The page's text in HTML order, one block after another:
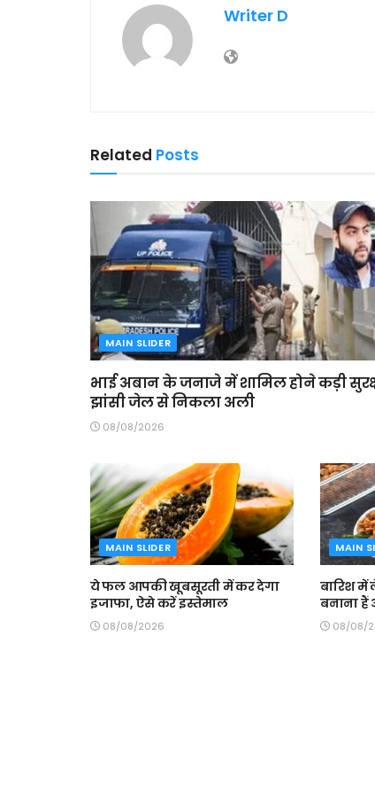
Writer D
Related Posts
MAIN SLIDER
भाई अबान के जनाजे में शामिल होने कड़ी
झांसी जेल से निकला अली
08/08/2026
MAIN SLIDER
ये फल आपकी खूबसूरती में कर देगा
इजाफा, ऐसे करें इस्तेमाल
08/08/2026
MAIN
बारिश में
बनाना
08/08/